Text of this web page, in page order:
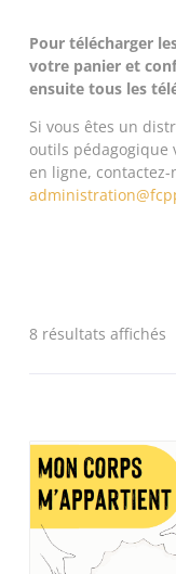
Pour télécharger
votre panier et
ensuite tous les
Si vous êtes un
outils
en ligne,
8 résultats affichés